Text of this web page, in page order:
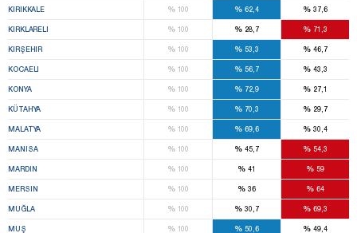
KIRIKKALE %100 % 62,4 % 37,6
KIRKLARELI %100 % 28,7 % 71,3
KIRŞEHIR %100 % 53,3 % 46,7
KOCAELI %100 % 56,7 % 43,3
KONYA %100 % 72,9 % 27,1
KÜTAHYA %100 % 70,3 % 29,7
MALATYA %100 % 69,6 % 30,4
MANISA %100 % 45,7 % 54,3
MARDIN %100 % 41 % 59
MERSIN %100 % 36 % 64
MUĞLA %100 % 30,7 % 69,3
MUŞ %100 % 50,6 % 49,4